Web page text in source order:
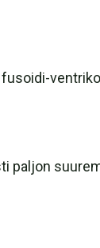
paljon